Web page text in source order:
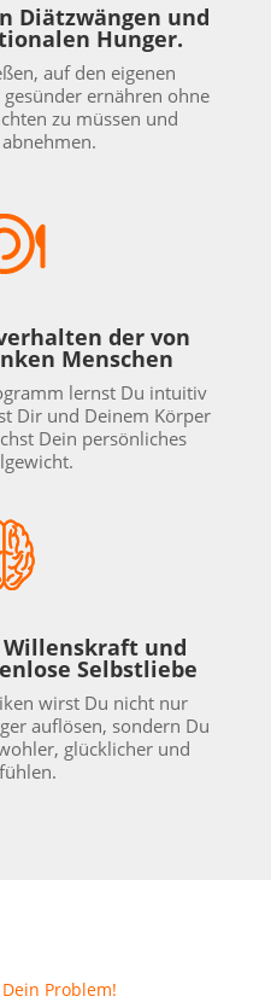
Diätzwängen und
Hunger.
auf den eigenen
ernähren ohne
zu müssen und
der von
Menschen
lernst Du intuitiv
Dir und Deinem Körper
Dein persönliches
und
Selbstliebe
wirst Du nicht nur
auflösen, sondern Du
glücklicher und
Problem!